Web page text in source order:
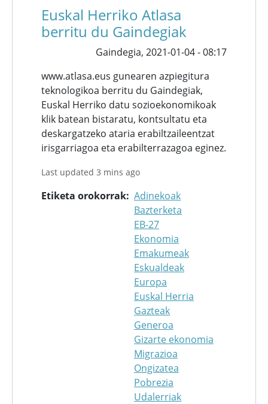
Euskal Herriko Atlasa
berritu du Gaindegiak
Gaindegia, 2021-01-04 - 08:17
www.atlasa.eus gunearen azpiegitura
teknologikoa berritu du Gaindegiak,
Euskal Herriko datu sozioekonomikoak
klik batean bistaratu, kontsultatu eta
deskargatzeko ataria erabiltzaileentzat
irisgarriagoa eta erabilterrazagoa eginez.
Last updated 3 mins ago
Etiketa orokorrak Adinekoak
Bazterketa
EB-27
Ekonomia
Emakumeak
Eskualdeak
Europa
Euskal Herria
Gazteak
Generoa
Gizarte ekonomia
Migrazioa
Ongizatea
Pobrezia
Udalerriak